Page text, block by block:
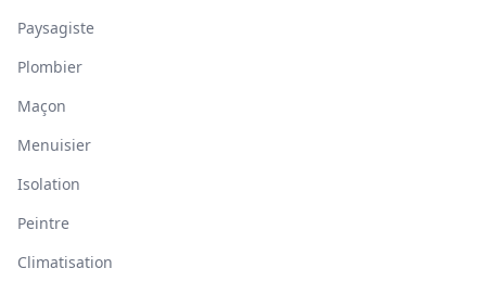
Paysagiste
Plombier
Maçon
Menuisier
Isolation
Peintre
Climatisation